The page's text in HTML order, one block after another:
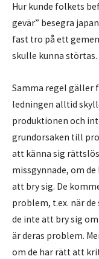
Hur kunde folkets
gevär” besegra
fast tro på ett
skulle kunna störtas.
Samma regel gäller
ledningen alltid
produktionen och
grundorsaken till
att känna sig
missgynnade, om
att bry sig. De
problem, t.ex. när
de inte att bry sig
är deras problem.
om de har rätt att